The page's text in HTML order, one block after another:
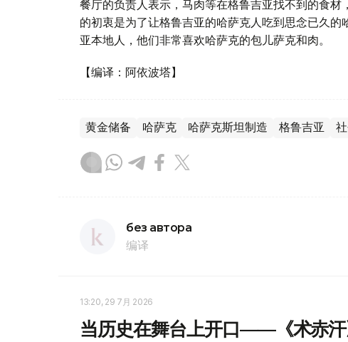
餐厅的负责人表示，马肉等在格鲁吉亚找不到的食
的初衷是为了让格鲁吉亚的哈萨克人吃到思念已久
亚本地人，他们非常喜欢哈萨克的包儿萨克和肉。
【编译：阿依波塔】
黄金储备 哈萨克 哈萨克斯坦制造 格鲁吉亚
без автора
编译
13:20, 29 7月 2026
当历史在舞台上开口——《术赤